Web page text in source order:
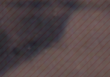
o
I